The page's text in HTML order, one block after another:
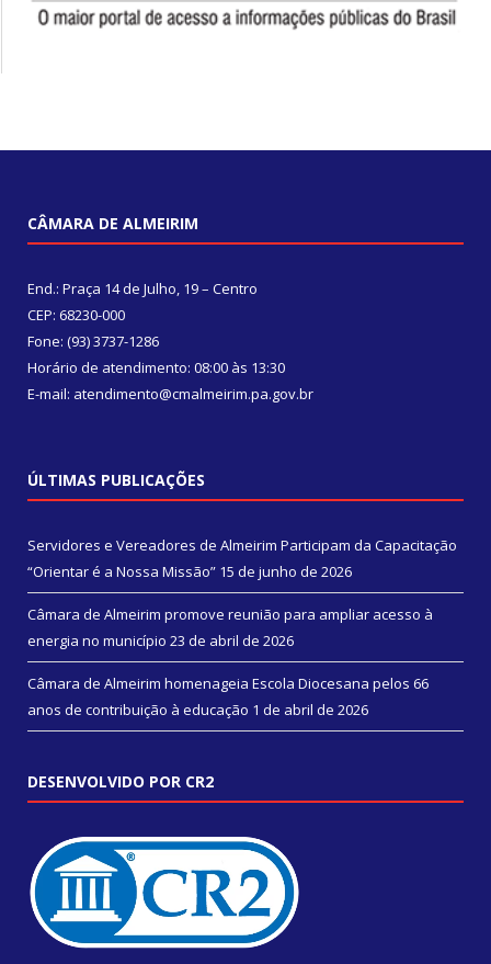
CÂMARA DE ALMEIRIM
End.: Praça 14 de Julho, 19 – Centro
CEP: 68230-000
Fone: (93) 3737-1286
Horário de atendimento: 08:00 às 13:30
E-mail: atendimento@cmalmeirim.pa.gov.br
ÚLTIMAS PUBLICAÇÕES
Servidores e Vereadores de Almeirim Participam da Capacitação
“Orientar é a Nossa Missão” 15 de junho de 2026
Câmara de Almeirim promove reunião para ampliar acesso à
energia no município 23 de abril de 2026
Câmara de Almeirim homenageia Escola Diocesana pelos 66
anos de contribuição à educação 1 de abril de 2026
DESENVOLVIDO POR CR2